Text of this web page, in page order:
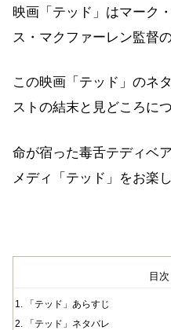
映画「テッド」はマーク
ス・マクファーレン監督
この映画「テッド」のネ
ストの結末と見どころに
命が宿った毒舌テディベ
メディ「テッド」をお楽
目次
「テッド」あらすじ
「テッド」ネタバレ